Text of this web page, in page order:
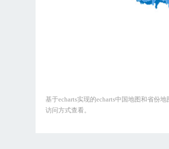
基于echarts实现的echarts中国地图和省份
访问方式查看。